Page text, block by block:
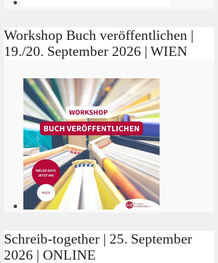
Workshop Buch veröffentlichen |
19./20. September 2026 | WIEN
Schreib-together | 25. September
2026 | ONLINE